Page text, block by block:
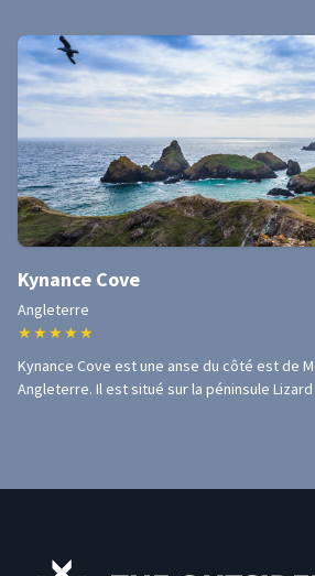
Kynance Cove
Angleterre
★ ★ ★ ★ ★
Kynance Cove est une anse du côté est de
Angleterre. Il est situé sur la péninsule Lizard